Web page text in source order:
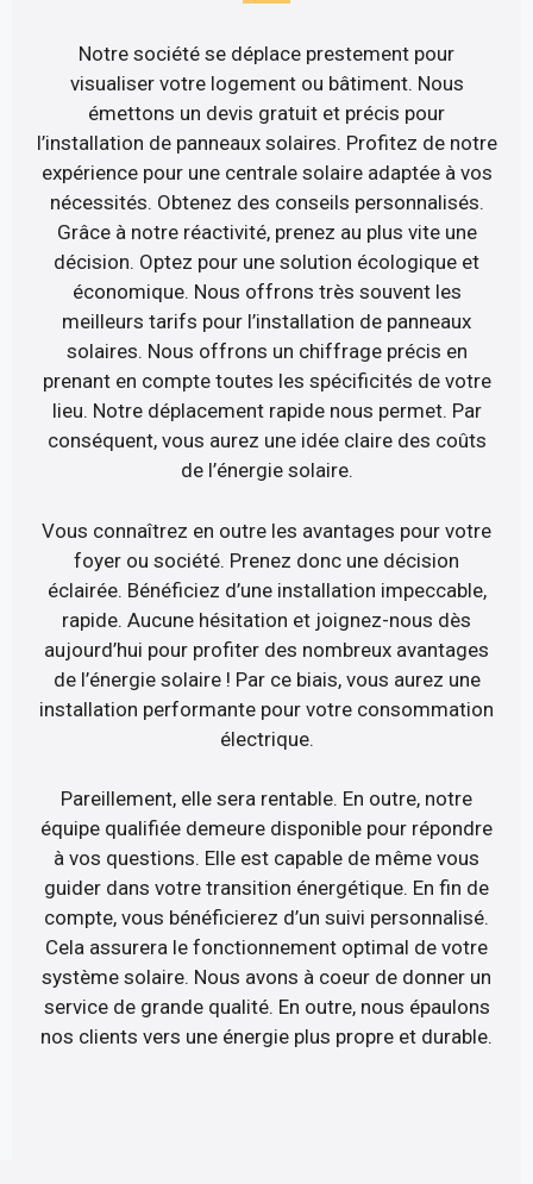
Notre société se déplace prestement pour
visualiser votre logement ou bâtiment. Nous
émettons un devis gratuit et précis pour
l’installation de panneaux solaires. Profitez de notre
expérience pour une centrale solaire adaptée à vos
nécessités. Obtenez des conseils personnalisés.
Grâce à notre réactivité, prenez au plus vite une
décision. Optez pour une solution écologique et
économique. Nous offrons très souvent les
meilleurs tarifs pour l’installation de panneaux
solaires. Nous offrons un chiffrage précis en
prenant en compte toutes les spécificités de votre
lieu. Notre déplacement rapide nous permet. Par
conséquent, vous aurez une idée claire des coûts
de l’énergie solaire.
Vous connaîtrez en outre les avantages pour votre
foyer ou société. Prenez donc une décision
éclairée. Bénéficiez d’une installation impeccable,
rapide. Aucune hésitation et joignez-nous dès
aujourd’hui pour profiter des nombreux avantages
de l’énergie solaire ! Par ce biais, vous aurez une
installation performante pour votre consommation
électrique.
Pareillement, elle sera rentable. En outre, notre
équipe qualifiée demeure disponible pour répondre
à vos questions. Elle est capable de même vous
guider dans votre transition énergétique. En fin de
compte, vous bénéficierez d’un suivi personnalisé.
Cela assurera le fonctionnement optimal de votre
système solaire. Nous avons à coeur de donner un
service de grande qualité. En outre, nous épaulons
nos clients vers une énergie plus propre et durable.